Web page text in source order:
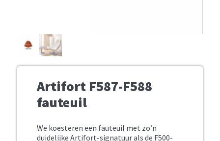
Artifort F587-F588
fauteuil
We koesteren een fauteuil met zo’n
duidelijke Artifort-signatuur als de F500-